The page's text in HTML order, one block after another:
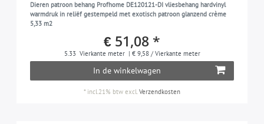
Dieren patroon behang Profhome DE120121-DI vliesbehang hardvinyl
warmdruk in reliëf gestempeld met exotisch patroon glanzend crème
5,33 m2
€ 51,08 *
5.33 Vierkante meter | € 9,58 / Vierkante meter
In de winkelwagen
* incl.21% btw excl.Verzendkosten